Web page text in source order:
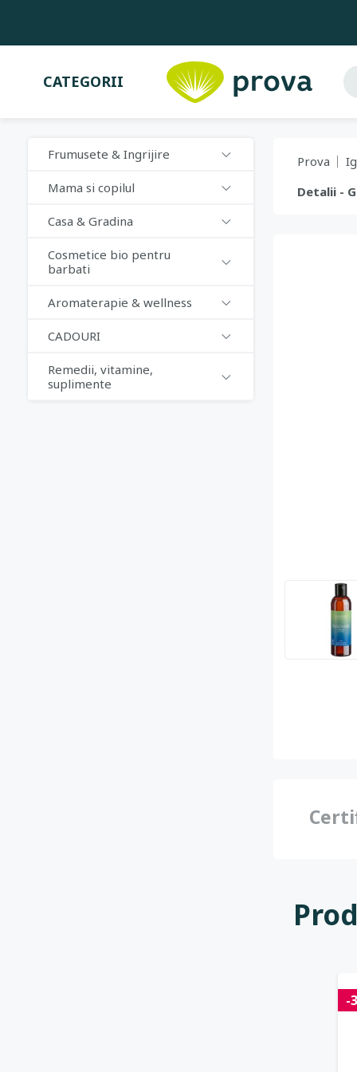
CATEGORII
Frumusete & Ingrijire
Mama si copilul
Casa & Gradina
Cosmetice bio pentru
barbati
Aromaterapie & wellness
CADOURI
Remedii, vitamine,
suplimente
Prova
Detalii -
-